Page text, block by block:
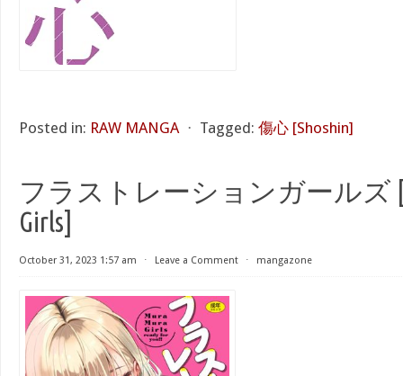
Posted in: RAW MANGA ⋅ Tagged: 傷心 [Shoshin]
フラストレーションガールズ
Girls]
October 31, 2023 1:57 am ⋅ Leave a Comment ⋅ mangazone